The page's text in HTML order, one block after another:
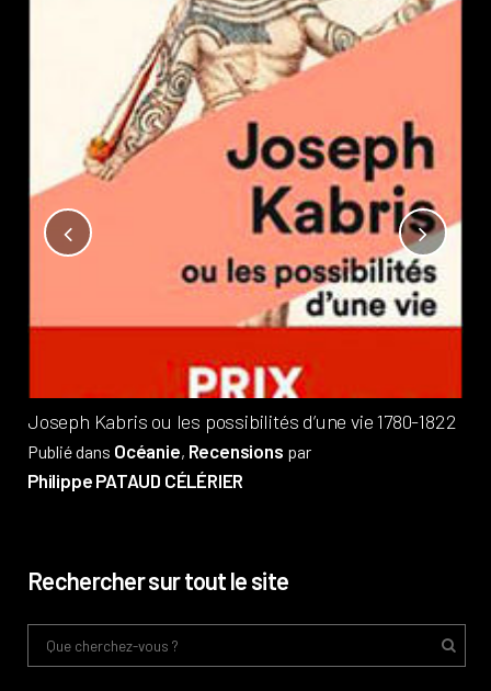
Joseph Kabris ou les possibilités d’une vie 1780-1822
Publié dans Océanie, Recensions par
Philippe PATAUD CÉLÉRIER
Rechercher sur tout le site